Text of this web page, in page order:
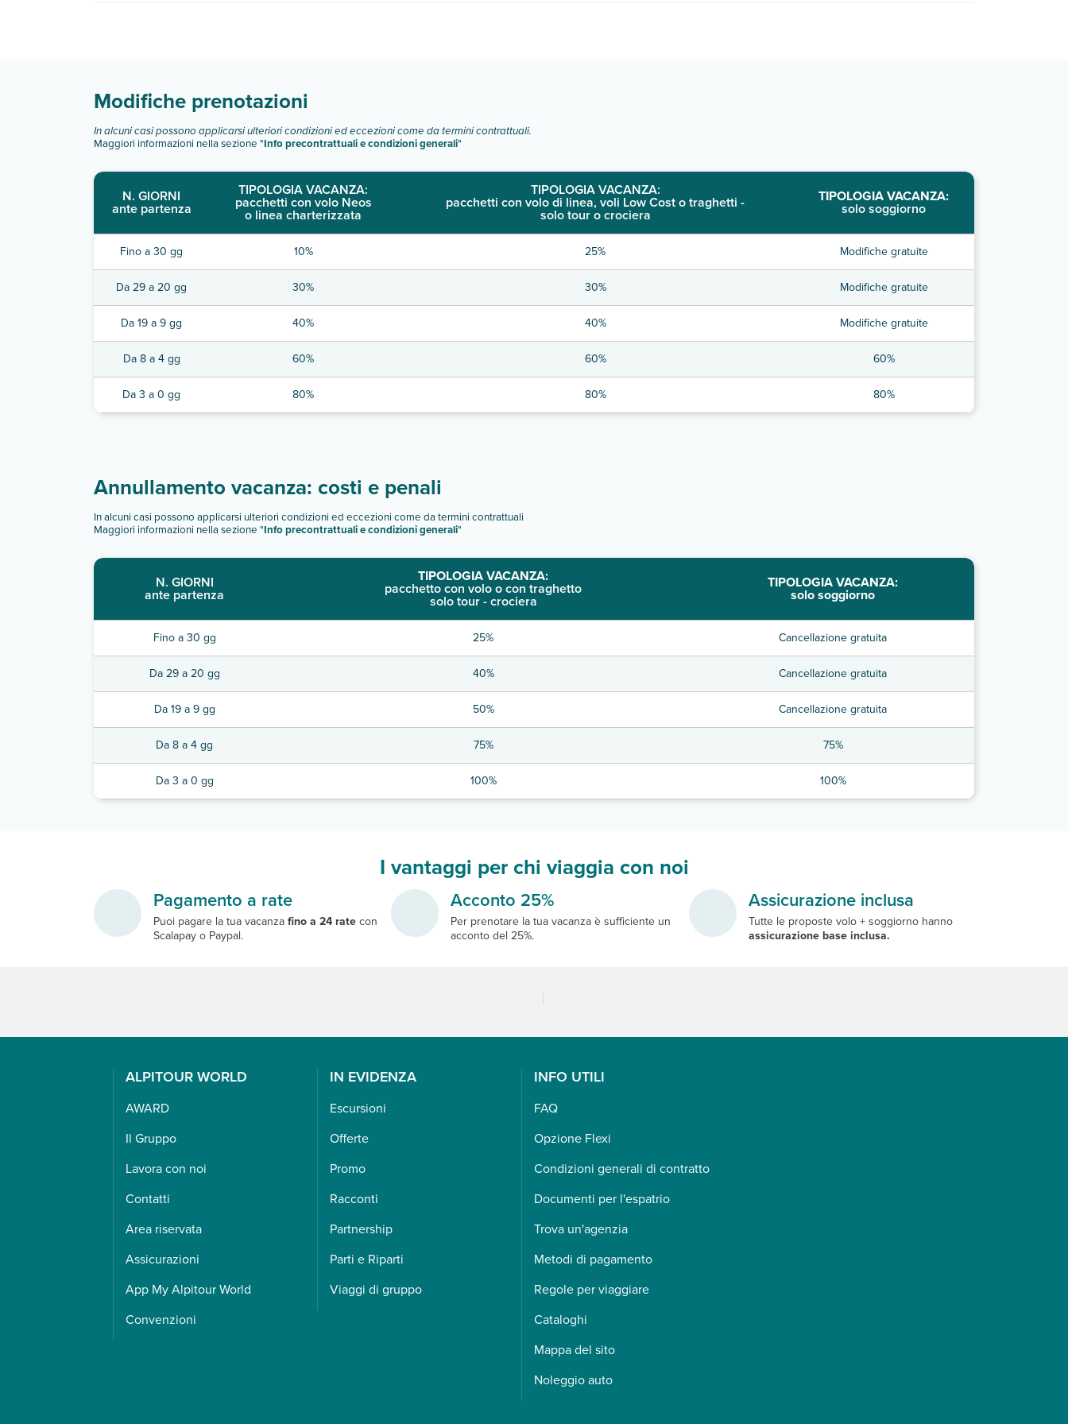
Modifiche prenotazioni
In alcuni casi possono applicarsi ulteriori condizioni ed eccezioni come da termini contrattuali.
Maggiori informazioni nella sezione "Info precontrattuali e condizioni generali"
N. GIORNI
ante partenza
TIPOLOGIA VACANZA:
pacchetti con volo Neos
o linea charterizzata
TIPOLOGIA VACANZA:
pacchetti con volo di linea, voli Low Cost o traghetti -
solo tour o crociera
TIPOLOGIA VACANZA:
solo soggiorno
Fino a 30 gg 10% 25% Modifiche gratuite
Da 29 a 20 gg 30% 30% Modifiche gratuite
Da 19 a 9 gg 40% 40% Modifiche gratuite
Da 8 a 4 gg 60% 60% 60%
Da 3 a 0 gg 80% 80% 80%
Annullamento vacanza: costi e penali
In alcuni casi possono applicarsi ulteriori condizioni ed eccezioni come da termini contrattuali
Maggiori informazioni nella sezione "Info precontrattuali e condizioni generali"
N. GIORNI
ante partenza
TIPOLOGIA VACANZA:
pacchetto con volo o con traghetto
solo tour - crociera
TIPOLOGIA VACANZA:
solo soggiorno
Fino a 30 gg 25% Cancellazione gratuita
Da 29 a 20 gg 40% Cancellazione gratuita
Da 19 a 9 gg 50% Cancellazione gratuita
Da 8 a 4 gg 75% 75%
Da 3 a 0 gg 100% 100%
I vantaggi per chi viaggia con noi
Pagamento a rate
Puoi pagare la tua vacanzafino a 24 ratecon
Scalapay o Paypal.
Acconto 25%
Per prenotare la tua vacanza è sufficiente un
acconto del 25%.
Assicurazione inclusa
Tutte le proposte volo + soggiorno hanno
assicurazione base inclusa.
ALPITOUR WORLD
AWARD
Il Gruppo
Lavora con noi
Contatti
Area riservata
Assicurazioni
App My Alpitour World
Convenzioni
IN EVIDENZA
Escursioni
Offerte
Promo
Racconti
Partnership
Parti e Riparti
Viaggi di gruppo
INFO UTILI
FAQ
Opzione Flexi
Condizioni generali di contratto
Documenti per l'espatrio
Trova un'agenzia
Metodi di pagamento
Regole per viaggiare
Cataloghi
Mappa del sito
Noleggio auto